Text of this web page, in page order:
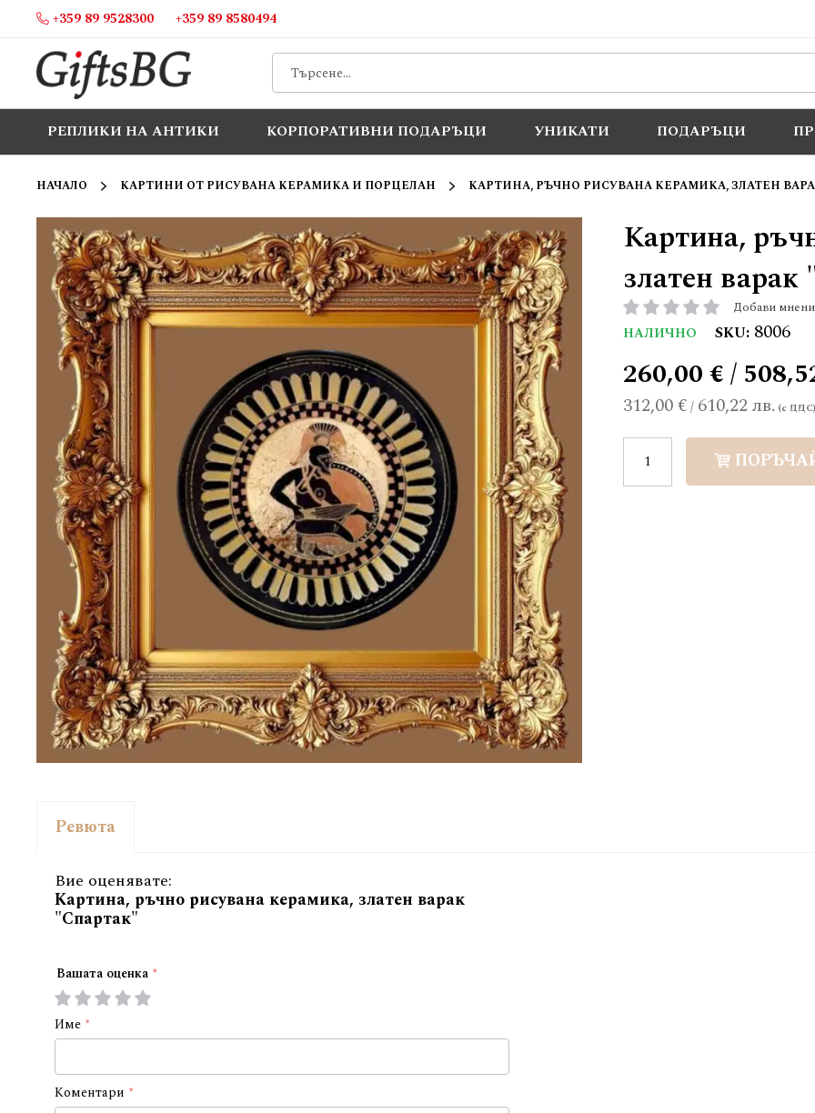
Прескачане
съдържанието
+359 89 9528300 +359 89 8580494
РЕПЛИКИ НА АНТИКИ КОРПОРАТИВНИ ПОДАРЪЦИ УНИКАТИ ПОДАРЪЦИ
НАЧАЛО КАРТИНИ ОТ РИСУВАНА КЕРАМИКА И ПОРЦЕЛАН КАРТИНА, РЪЧНО РИСУВАНА КЕРАМИКА, ЗЛАТЕН
Картина,
златен
рейтинг: Добави
НАЛИЧНО SKU 8006
312,00 €/ 610,22 лв.
260,00 € /
Ревюта
Вие оценявате:
Картина, ръчно рисувана керамика, златен варак
"Спартак"
Вашата оценка
1
star
2
3
4
Име
Коментари